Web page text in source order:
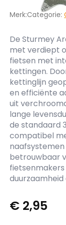
Merk:Categorie:
De Sturmey
met verdiept
fietsen met
kettingen.
kettinglijn
en efficiënte
uit
lange
de standaard
compatibel
betrouwbaar
€ 2,95